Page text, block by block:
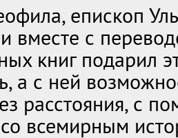
епископ
вместе с
книг подарил
а с ней
расстояния, с
всемирным